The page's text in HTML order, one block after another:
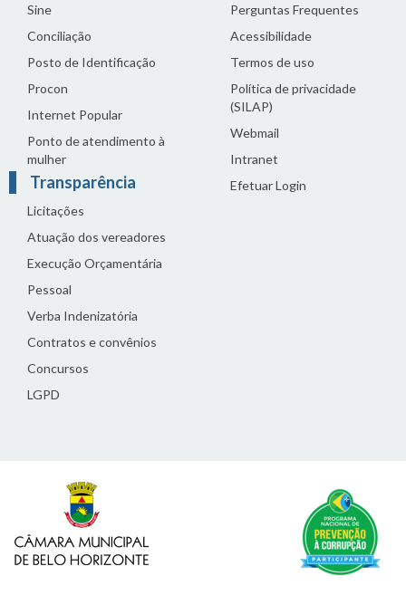
Sine
Conciliação
Posto de Identificação
Procon
Internet Popular
Ponto de atendimento à
mulher
Transparência
Licitações
Atuação dos vereadores
Execução Orçamentária
Pessoal
Verba Indenizatória
Contratos e convênios
Concursos
LGPD
Perguntas Frequentes
Acessibilidade
Termos de uso
Política de privacidade
(SILAP)
Webmail
Intranet
Efetuar Login